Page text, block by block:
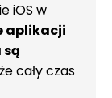
iOS w
aplikacji
cały czas